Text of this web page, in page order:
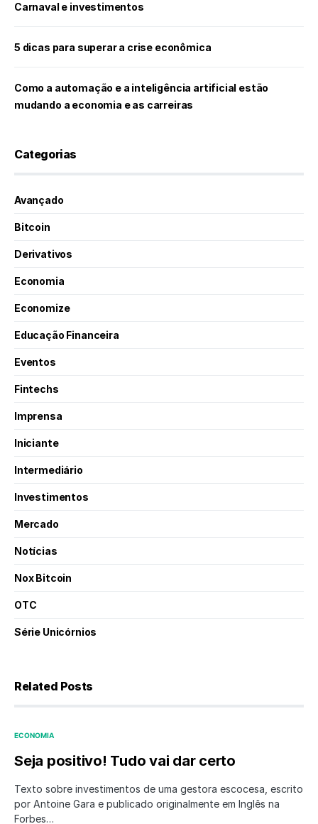
Carnaval e investimentos
5 dicas para superar a crise econômica
Como a automação e a inteligência artificial estão
mudando a economia e as carreiras
Categorias
Avançado
Bitcoin
Derivativos
Economia
Economize
Educação Financeira
Eventos
Fintechs
Imprensa
Iniciante
Intermediário
Investimentos
Mercado
Notícias
Nox Bitcoin
OTC
Série Unicórnios
Related Posts
ECONOMIA
Seja positivo! Tudo vai dar certo
Texto sobre investimentos de uma gestora escocesa, escrito
por Antoine Gara e publicado originalmente em Inglês na
Forbes…